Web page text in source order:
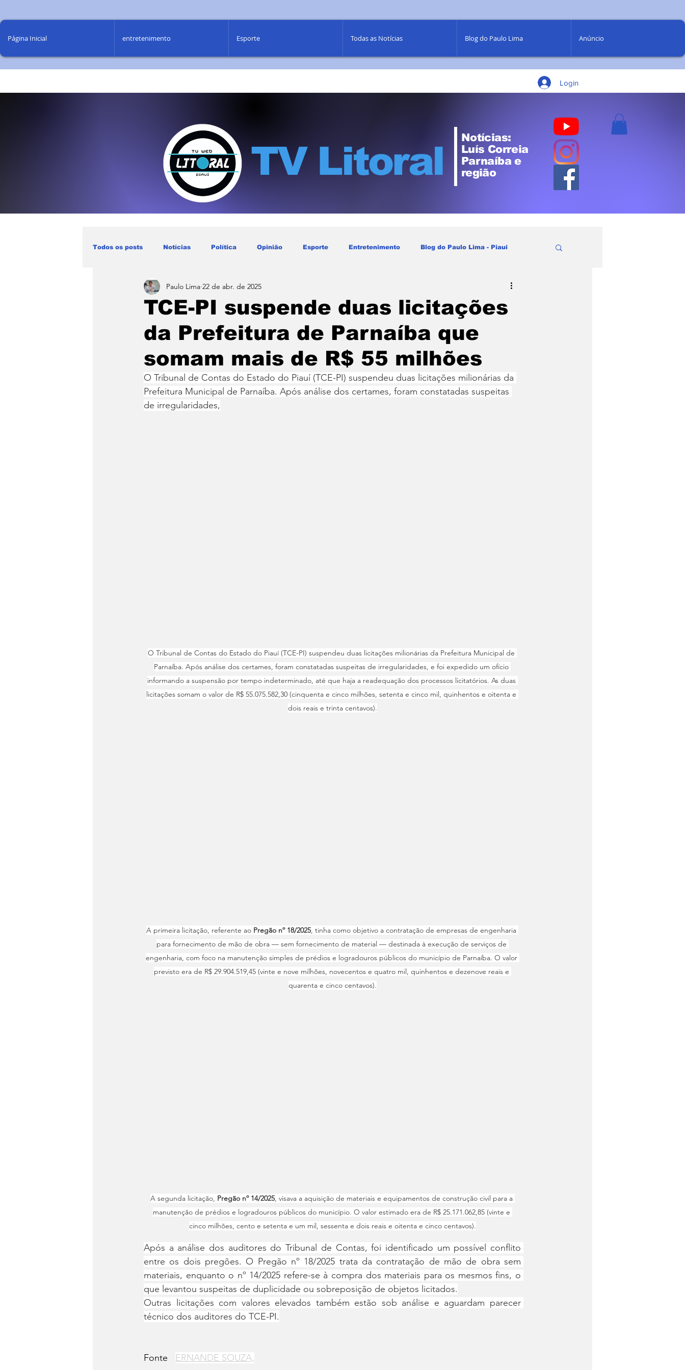
Página Inicial entretenimento Esporte Todas as Notícias Blog do Paulo Lima Anúncio
Login
TV Litoral
Notícias:
Luís Correia
Parnaíba e
região
Todos os posts Notícias Política Opinião Esporte Entretenimento Blog do Paulo Lima - Piaui
Blog Paulo Lima - Maranhão
TCE-PI suspende duas licitações
da Prefeitura de Parnaíba que
somam mais de R$ 55 milhões
Paulo Lima 22 de abr. de 2025
O Tribunal de Contas do Estado do Piauí (TCE-PI) suspendeu duas licitações milionárias da
Prefeitura Municipal de Parnaíba. Após análise dos certames, foram constatadas suspeitas
de irregularidades,
O Tribunal de Contas do Estado do Piauí (TCE-PI) suspendeu duas licitações milionárias da Prefeitura Municipal de
Parnaíba. Após análise dos certames, foram constatadas suspeitas de irregularidades, e foi expedido um ofício
informando a suspensão por tempo indeterminado, até que haja a readequação dos processos licitatórios. As duas
licitações somam o valor de R$ 55.075.582,30 (cinquenta e cinco milhões, setenta e cinco mil, quinhentos e oitenta e
dois reais e trinta centavos).
A primeira licitação, referente ao Pregão nº 18/2025, tinha como objetivo a contratação de empresas de engenharia
para fornecimento de mão de obra — sem fornecimento de material — destinada à execução de serviços de
engenharia, com foco na manutenção simples de prédios e logradouros públicos do município de Parnaíba. O valor
previsto era de R$ 29.904.519,45 (vinte e nove milhões, novecentos e quatro mil, quinhentos e dezenove reais e
quarenta e cinco centavos).
A segunda licitação, Pregão nº 14/2025, visava a aquisição de materiais e equipamentos de construção civil para a
manutenção de prédios e logradouros públicos do município. O valor estimado era de R$ 25.171.062,85 (vinte e
cinco milhões, cento e setenta e um mil, sessenta e dois reais e oitenta e cinco centavos).
Após a análise dos auditores do Tribunal de Contas, foi identificado um possível conflito
entre os dois pregões. O Pregão nº 18/2025 trata da contratação de mão de obra sem
materiais, enquanto o nº 14/2025 refere-se à compra dos materiais para os mesmos fins, o
que levantou suspeitas de duplicidade ou sobreposição de objetos licitados.
Outras licitações com valores elevados também estão sob análise e aguardam parecer
técnico dos auditores do TCE-PI.
Fonte ERNANDE SOUZA,